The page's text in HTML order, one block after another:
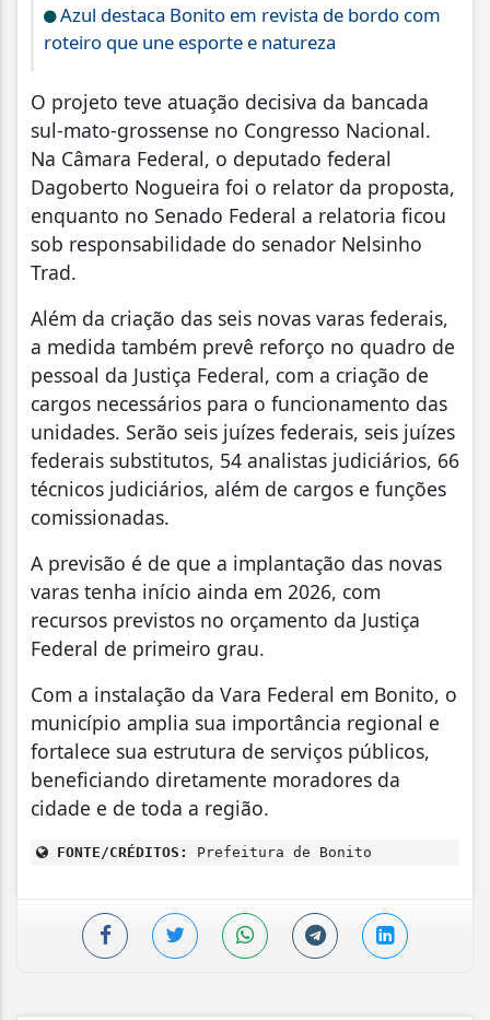
Azul destaca Bonito em revista de bordo com
roteiro que une esporte e natureza
O projeto teve atuação decisiva da bancada
sul-mato-grossense no Congresso Nacional.
Na Câmara Federal, o deputado federal
Dagoberto Nogueira foi o relator da proposta,
enquanto no Senado Federal a relatoria ficou
sob responsabilidade do senador Nelsinho
Trad.
Além da criação das seis novas varas federais,
a medida também prevê reforço no quadro de
pessoal da Justiça Federal, com a criação de
cargos necessários para o funcionamento das
unidades. Serão seis juízes federais, seis juízes
federais substitutos, 54 analistas judiciários, 66
técnicos judiciários, além de cargos e funções
comissionadas.
A previsão é de que a implantação das novas
varas tenha início ainda em 2026, com
recursos previstos no orçamento da Justiça
Federal de primeiro grau.
Com a instalação da Vara Federal em Bonito, o
município amplia sua importância regional e
fortalece sua estrutura de serviços públicos,
beneficiando diretamente moradores da
cidade e de toda a região.
FONTE/CRÉDITOS: Prefeitura de Bonito